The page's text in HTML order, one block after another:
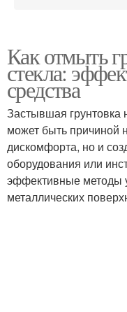
повреждения
Матовые стеколы
Как отмыть
стекла:
средства
Застывшая грунтовка
может быть причиной
дискомфорта, но и
оборудования или
эффективные методы
металлических